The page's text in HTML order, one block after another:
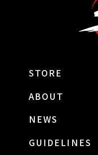
STORE
ABOUT
NEWS
GUIDELINES